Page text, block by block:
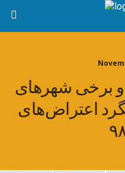
و برخی شهرهای
اعتراض‌های